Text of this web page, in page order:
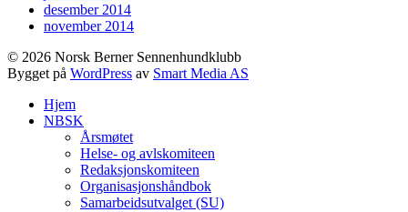
desember 2014
november 2014
© 2026 Norsk Berner Sennenhundklubb
Bygget på WordPress av Smart Media AS
Hjem
NBSK
Årsmøtet
Helse- og avlskomiteen
Redaksjonskomiteen
Organisasjonshåndbok
Samarbeidsutvalget (SU)